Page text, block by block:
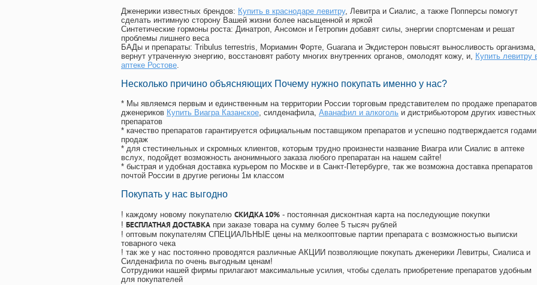
Дженерики известных брендов: Купить в краснодаре левитру, Левитра и Сиалис, а также Попперсы помогут
сделать интимную сторону Вашей жизни более насыщенной и яркой
Синтетические гормоны роста: Динатроп, Ансомон и Гетропин добавят силы, энергии спортсменам и решат
проблемы лишнего веса
БАДы и препараты: Tribulus terrestris, Мориамин Форте, Guarana и Экдистерон повысят выносливость организма,
вернут утраченную энергию, восстановят работу многих внутренних органов, омолодят кожу, и, Купить левитру
аптеке Ростове.
Несколько причино объясняющих Почему нужно покупать именно у нас?
* Мы являемся первым и единственным на территории России торговым представителем по продаже препаратов
дженериков Купить Виагра Казанское, силденафила, Аванафил и алкоголь и дистрибьютором других известных
препаратов
* качество препаратов гарантируется официальным поставщиком препаратов и успешно подтверждается годами
продаж
* для стестинельных и скромных клиентов, которым трудно произнести название Виагра или Сиалис в аптеке
вслух, подойдет возможность анонимныого заказа любого препаратан на нашем сайте!
* быстрая и удобная доставка курьером по Москве и в Санкт-Петербурге, так же возможна доставка препаратов
почтой России в другие регионы 1м классом
Покупать у нас выгодно
! каждому новому покупателю СКИДКА 10% - постоянная дисконтная карта на последующие покупки
! БЕСПЛАТНАЯ ДОСТАВКА при заказе товара на сумму более 5 тысяч рублей
! оптовым покупателям СПЕЦИАЛЬНЫЕ цены на мелкооптовые партии препарата с возможностью выписки
товарного чека
! так же у нас постоянно проводятся различные АКЦИИ позволяющие покупать дженерики Левитры, Сиалиса и
Силденафила по очень выгодным ценам!
Cотрудники нашей фирмы прилагают максимальные усилия, чтобы сделать приобретение препаратов удобным
для покупателей